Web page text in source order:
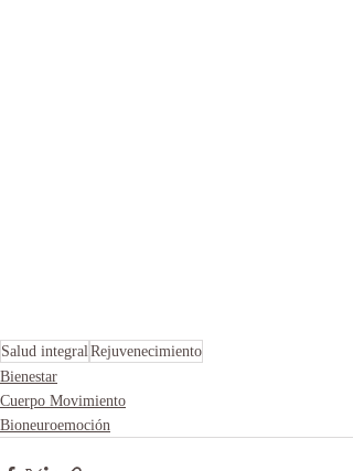
Salud integralRejuvenecimiento
Bienestar
Cuerpo Movimiento
Bioneuroemoción